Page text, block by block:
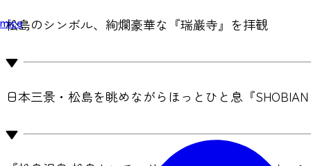
mice
松島のシンボル、絢爛豪華な『瑞巌寺』を拝観
▼
日本三景・松島を眺めながらほっとひと息『SHOBIAN
▼